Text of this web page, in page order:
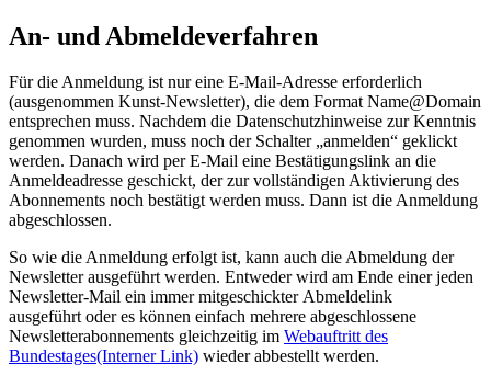
An- und Abmeldeverfahren
Für die Anmeldung ist nur eine E-Mail-Adresse erforderlich
(ausgenommen Kunst-Newsletter), die dem Format Name@Domain
entsprechen muss. Nachdem die Datenschutzhinweise zur Kenntnis
genommen wurden, muss noch der Schalter „anmelden“ geklickt
werden. Danach wird perE-Mail eine Bestätigungslink an die
Anmeldeadresse geschickt, der zur vollständigen Aktivierung des
Abonnements noch bestätigt werden muss. Dann ist die Anmeldung
abgeschlossen.
So wie die Anmeldung erfolgt ist, kann auch die Abmeldung der
Newsletterausgeführt werden. Entweder wird am Ende einer jeden
Newsletter-Mail ein immer mitgeschickter Abmeldelink
ausgeführt oder es können einfach mehrere abgeschlossene
Newsletterabonnements gleichzeitig im Webauftritt des
Bundestages(Interner Link) wieder abbestellt werden.